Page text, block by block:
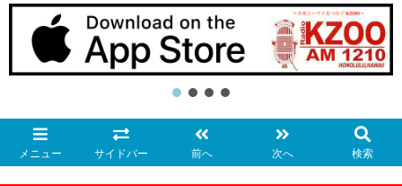
メニュー サイドバー 前へ 次へ 検索